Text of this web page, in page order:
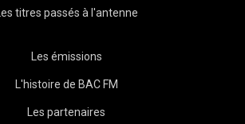
Les titres passés à l'antenne
Les émissions
L'histoire de BAC FM
Les partenaires